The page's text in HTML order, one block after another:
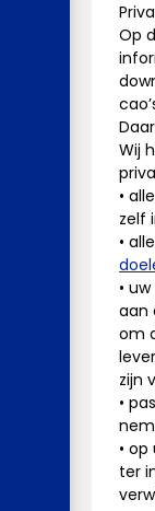
Op
Wij
•
zelf
•
•
aan
om
zijn
•
•
ter